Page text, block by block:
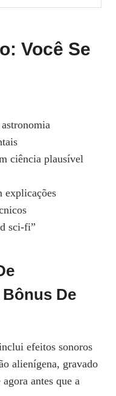
Você Se
ciência plausível
explicações
sci‑fi”
De
efeitos sonoros
alienígena, gravado
antes que a